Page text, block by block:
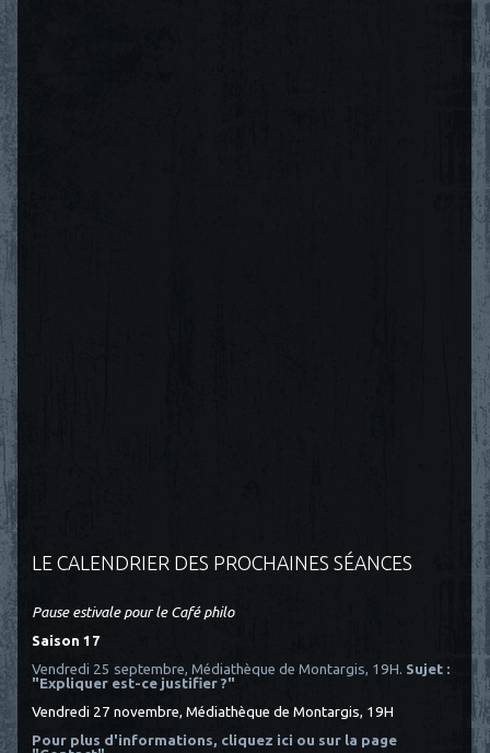
LE CALENDRIER DES PROCHAINES SÉANCES
Pause estivale pour le Café philo
Saison 17
Vendredi 25 septembre, Médiathèque de Montargis, 19H. Sujet :
"Expliquer est-ce justifier ?"
Vendredi 27 novembre, Médiathèque de Montargis, 19H
Pour plus d'informations, cliquez ici ou sur la page